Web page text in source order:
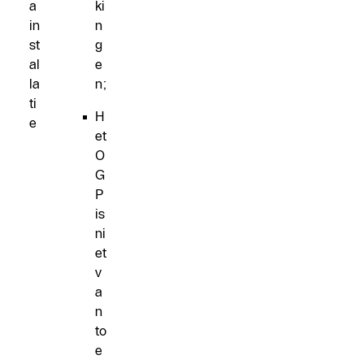
a
in
st
al
la
ti
e
ki
n
g
e
n;
H
et
O
G
P
is
ni
et
v
a
n
to
e